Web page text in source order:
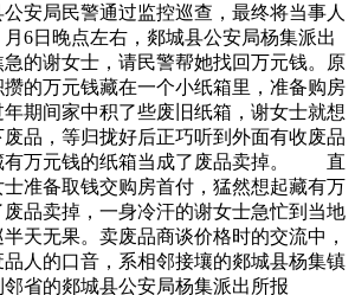
安局民警通过监控巡查，最终将当事人
日晚点左右，郯城县公安局杨集派出
的谢女士，请民警帮她找回万元钱。原
的万元钱藏在一个小纸箱里，准备购房
期间家中积了些废旧纸箱，谢女士就想
品，等归拢好后正巧听到外面有收废品
有万元钱的纸箱当成了废品卖掉。 直
准备取钱交购房首付，猛然想起藏有万
品卖掉，一身冷汗的谢女士急忙到当地
天无果。卖废品商谈价格时的交流中，
人的口音，系相邻接壤的郯城县杨集镇
省的郯城县公安局杨集派出所报